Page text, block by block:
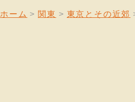
ホーム 関東 東京とその近郊